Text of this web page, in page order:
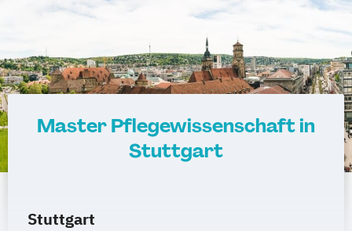
Master Pflegewissenschaft in
Stuttgart
Stuttgart